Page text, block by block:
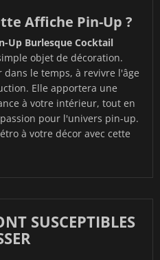
Affiche Pin-Up ?
Up Burlesque Cocktail
objet de décoration.
le temps, à revivre l'âge
Elle apportera une
à votre intérieur, tout en
pour l'univers pin-up.
à votre décor avec cette
SUSCEPTIBLES